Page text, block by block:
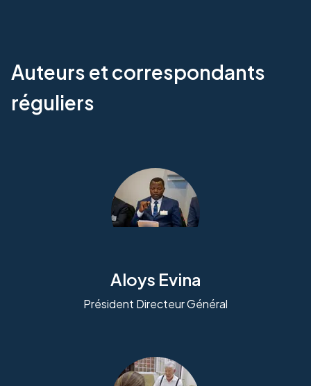
Auteurs et correspondants
réguliers
Aloys Evina
Président Directeur Général